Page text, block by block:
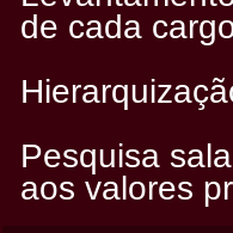
de cada
Pesquisa
aos valores